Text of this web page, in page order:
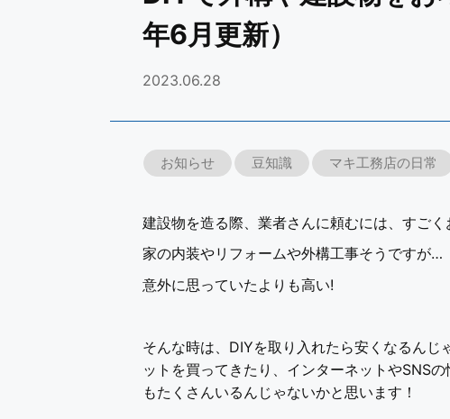
年6月更新）
2023.06.28
お知らせ 豆知識 マキ工務店の日常
建設物を造る際、業者さんに頼むには、すご
家の内装やリフォームや外構工事そうですが…
意外に思っていたよりも高い!
そんな時は、DIYを取り入れたら安くなるん
ットを買ってきたり、インターネットやSNS
もたくさんいるんじゃないかと思います！